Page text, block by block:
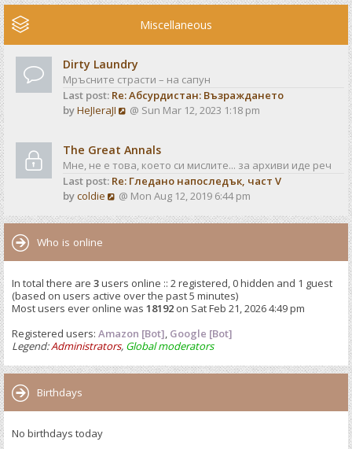
t
t
p
o
s
e
w
e
l
a
t
t
p
o
s
t
Miscellaneous
Dirty Laundry
Мръсните страсти – на сапун
Last post: Re: Абсурдистан: Възраждането
byHeJIeraJI
V
w
t
h
e
e
t
p
s
t
@ Sun Mar 12, 2023 1:18 pm
The Great Annals
Мне, не е това, което си мислите... за архиви иде реч
Last post: Re: Гледано напоследък, част V
bycoldie
V
e
e
l
a
t
e
t
@ Mon Aug 12, 2019 6:44 pm
Who is online
In total there are 3users online :: 2 registered, 0 hidden and 1 guest
(based on users active over the past 5 minutes)
Most users ever online was 18192 on Sat Feb 21, 2026 4:49 pm
Registered users: Amazon [Bot], Google [Bot]
Legend:Administrators, Global moderators
Birthdays
No birthdays today